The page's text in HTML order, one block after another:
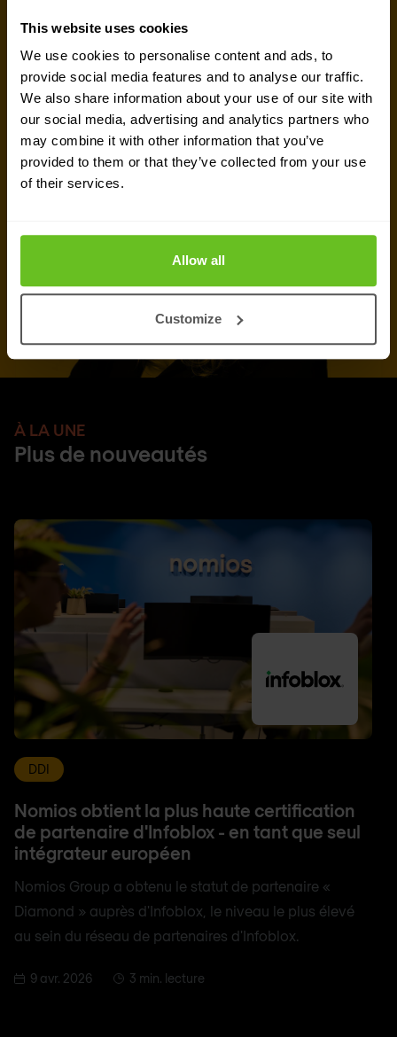
This website uses cookies
We use cookies to personalise content and ads, to
provide social media features and to analyse our traffic.
We also share information about your use of our site with
our social media, advertising and analytics partners who
may combine it with other information that you’ve
provided to them or that they’ve collected from your use
of their services.
Allow all
Customize
Parler avec un expert
Demander un devis
À LA UNE
Plus de nouveautés
DDI
Nomios obtient la plus haute certification
de partenaire d'Infoblox - en tant que seul
intégrateur européen
Nomios Group a obtenu le statut de partenaire «
Diamond » auprès d'Infoblox, le niveau le plus élevé
au sein du réseau de partenaires d'Infoblox.
9 avr. 2026 3 min. lecture